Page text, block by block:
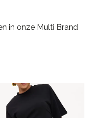
in onze Multi Brand